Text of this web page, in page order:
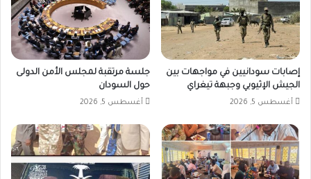
إصابات سودانيين في مواجهات بين
الجيش الإثيوبي وجبهة تيغراي
أغسطس 5, 2026
جلسة مرتقبة لمجلس الأمن الدولى
حول السودان
أغسطس 5, 2026